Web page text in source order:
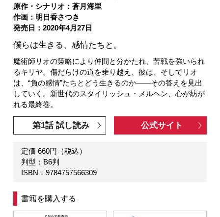
原作・シナリオ：蒼月海里
作画：明日香さつき
発売日：2020年4月27日
僕らは生きる、感情たちと。
魔術師リオの策略により仲間と分かたれ、苦戦を強いられ
るキリヤ。傷だらけの道を乗り越え、彼は、そしてリオ
は、“負の感情”たちとどう生きるのか――その答えを見出
していく。新世代のスタイリッシュ・メルヘン、心が紡が
れる最終巻。
第1話 試し読み 公式サイト
定価 660円（税込）
判型：B6判
ISBN：9784757566309
書籍を購入する